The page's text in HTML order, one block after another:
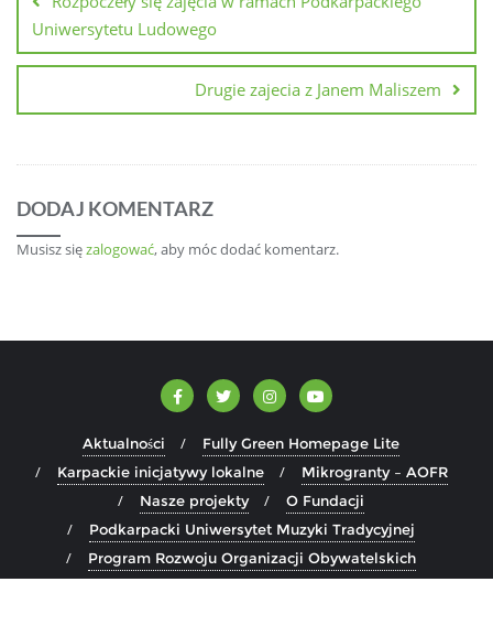
Uniwersytetu Ludowego
Drugie zajecia z Janem Maliszem
DODAJ KOMENTARZ
Musisz sięzalogować, aby móc dodać komentarz.
Aktualności
Fully Green Homepage Lite
Karpackie inicjatywy lokalne
Mikrogranty – AOFR
Nasze projekty
O Fundacji
Podkarpacki Uniwersytet Muzyki Tradycyjnej
Program Rozwoju Organizacji Obywatelskich